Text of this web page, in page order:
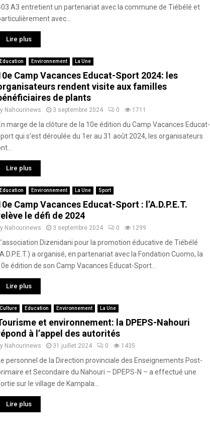
A3 entretient un partenariat avec la commune de Tiébélé et
avec...
Lire plus
Education Environnement La Une
Camp Vacances Educat-Sport 2024: les
rendent visite aux familles
de plants
Nahourinews 3 septembre 2024 0 1711
marge de la clôture de la 10e édition du Camp Vacances Educat-
qui s’est déroulée du 1er au 31 août 2024, les organisateurs
Lire plus
Education Environnement La Une Sport
Camp Vacances Educat-Sport : l’A.D.P.E.T.
le défi de 2024
Nahourinews 3 septembre 2024 0 1299
Dizenidani pour la promotion éducative de Tiébélé
a organisé, en partenariat avec la Fondation Cuomo, la
édition de son Camp Vacances Educat-Sport...
Lire plus
Culture Education Environnement La Une
et environnement: la DPEPS-Nahouri
à l’appel des autorités
Nahourinews 31 juillet 2024 0 1435
personnel de la Direction provinciale des Enseignements Post-
et Secondaire du Nahouri – DPEPS-N – a effectué une
sur le village de Kampala...
Lire plus